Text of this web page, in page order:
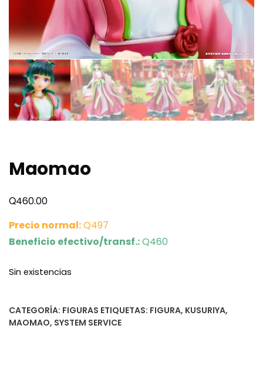
Maomao
Q460.00
Precio normal:Q497
Beneficio efectivo/transf.:Q460
Sin existencias
CATEGORÍA: FIGURAS ETIQUETAS: FIGURA, KUSURIYA,
MAOMAO, SYSTEM SERVICE